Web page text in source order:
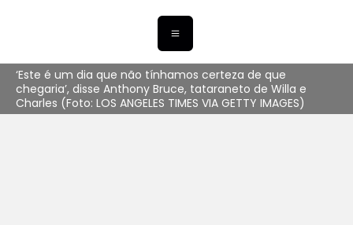
‘Este é um dia que não tínhamos certeza de que
chegaria’, disse Anthony Bruce, tataraneto de Willa e
Charles (Foto: LOS ANGELES TIMES VIA GETTY IMAGES)